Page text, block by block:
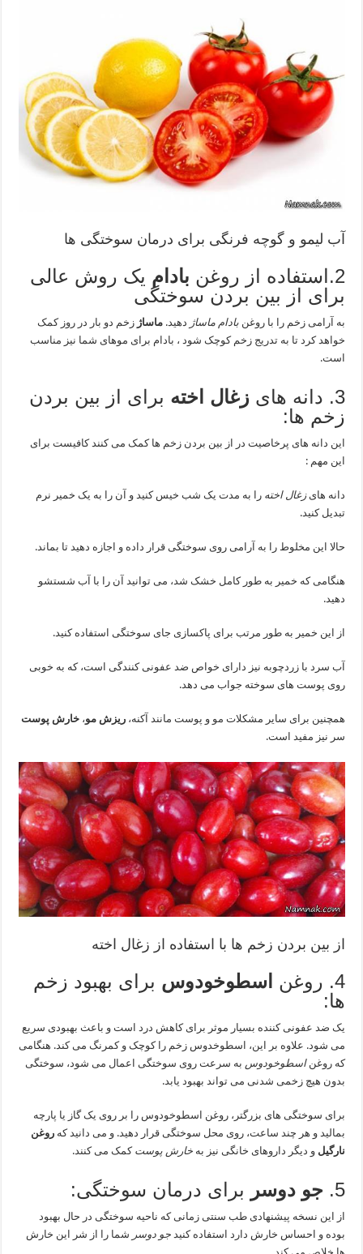
آب لیمو و گوچه فرنگی برای درمان سوختگی ها
2.استفاده از روغن بادام یک روش عالی
برای از بین بردن سوختگی
به آرامی زخم را با روغنبادام ماساژ دهید.ماساژ زخم دو بار در روز کمک
خواهد کرد تا به تدریج زخم کوچک شود ، بادام برای موهای شما نیز مناسب
است.
3. دانه های زغال اخته برای از بین بردن
زخم ها:
این دانه های پرخاصیت در از بین بردن زخم ها کمک می کنند کافیست برای
این مهم :
دانه هایزغال اخته را به مدت یک شب خیس کنید و آن را به یک خمیر نرم
تبدیل کنید.
حالا این مخلوط را به آرامی روی سوختگی قرار داده و اجازه دهید تا بماند.
هنگامی که خمیر به طور کامل خشک شد، می توانید آن را با آب شستشو
دهید.
از این خمیر به طور مرتب برای پاکسازی جای سوختگی استفاده کنید.
آب سرد با زردچوبه نیز دارای خواص ضد عفونی کنندگی است، که به خوبی
روی پوست های سوخته جواب می دهد.
همچنین برای سایر مشکلات مو و پوست مانند آکنه،ریزش مو،خارش پوست
سر نیز مفید است.
از بین بردن زخم ها با استفاده از زغال اخته
4. روغن اسطوخودوس برای بهبود زخم
ها:
یک ضد عفونی کننده بسیار موثر برای کاهش درد است و باعث بهبودی سریع
می شود. علاوه بر این، اسطوخدوس زخم را کوچک و کمرنگ می کند. هنگامی
که روغناسطوخودوس به سرعت روی سوختگی اعمال می شود، سوختگی
بدون هیچ زخمی شدنی می تواند بهبود یابد.
برای سوختگی های بزرگتر، روغن اسطوخودوس را بر روی یک گاز یا پارچه
بمالید و هر چند ساعت، روی محل سوختگی قرار دهید. و می دانید کهروغن
نارگیل و دیگر داروهای خانگی نیز بهخارش پوست کمک می کنند.
5. جو دوسر برای درمان سوختگی:
از این نسخه پیشنهادی طب سنتی زمانی که ناحیه سوختگی در حال بهبود
بوده و احساس خارش دارد استفاده کنیدجو دوسر شما را از شر این خارش